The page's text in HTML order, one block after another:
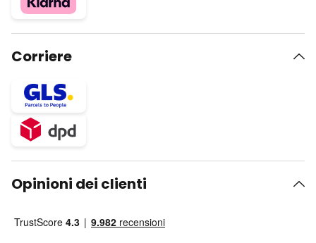
Corriere
Opinioni dei clienti